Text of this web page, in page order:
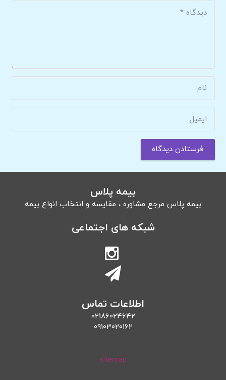
فرستادن دیدگاه
بیمه پلاس
بیمه پلاس مرجع مشاوره ، مقایسه و انتخاب انواع بیمه
شبکه های اجتماعی
اطلاعات تماس
02186024642
09103020162
sitemap